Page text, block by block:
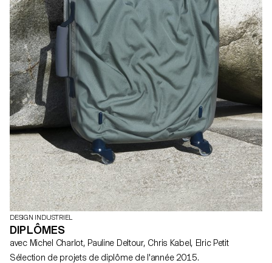
DESIGN INDUSTRIEL
DIPLÔMES
avec Michel Charlot, Pauline Deltour, Chris Kabel, Elric Petit
Sélection de projets de diplôme de l'année 2015.